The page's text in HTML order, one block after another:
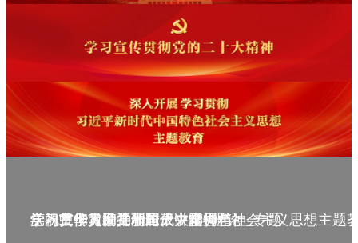
庆祝中华人民共和国成立75周年
学习贯彻党的二十届三中全会精神_专题
党的二十大精神理论大讲堂--理论
学习宣传贯彻党的二十大精神
学习贯彻习近平新时代中国特色社会主义思想主题